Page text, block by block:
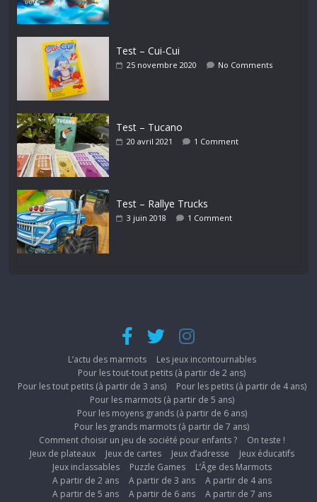
Test – Cui-Cui
25 novembre 2020 No Comments
Test – Tucano
20 avril 2021 1 Comment
Test – Rallye Trucks
3 juin 2018 1 Comment
L’actu des marmots
Les jeux incontournables
Pour les tout-tout petits (à partir de 2 ans)
Pour les tout petits (à partir de 3 ans)
Pour les petits (à partir de 4 ans)
Pour les marmots (à partir de 5 ans)
Pour les moyens grands (à partir de 6 ans)
Pour les grands marmots (à partir de 7 ans)
Comment choisir un jeu de société pour enfants ?
On teste !
Jeux de plateaux
Jeux de cartes Jeux d’adresse
Jeux éducatifs
Jeux inclassables
Puzzle Games
L’Âge des Marmots
A partir de 2 ans
A partir de 3 ans
A partir de 4 ans
A partir de 5 ans
A partir de 6 ans
A partir de 7 ans